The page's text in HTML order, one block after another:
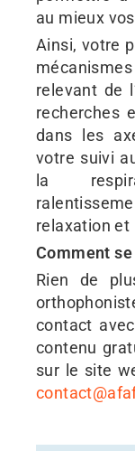
au mieux
Ainsi, votre
relevant de
recherches
dans les
votre suivi
la
relaxation et
Comment
Rien de
contact
contenu
sur le site